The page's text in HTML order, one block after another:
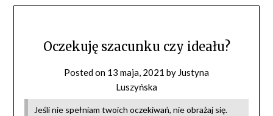
Oczekuję szacunku czy ideału?
Posted on 13 maja, 2021 by Justyna
Luszyńska
Jeśli nie spełniam twoich oczekiwań, nie obrażaj się.